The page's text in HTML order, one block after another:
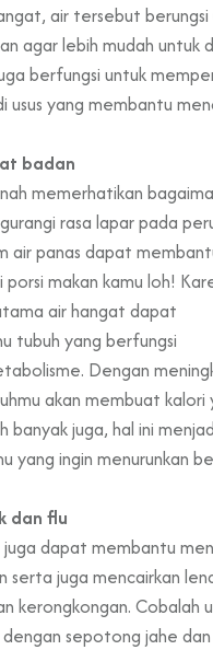
air tersebut
agar lebih mudah untuk
berfungsi untuk
usus yang membantu
badan
memerhatikan
rasa lapar pada
air panas dapat
makan kamu loh!
air hangat dapat
tubuh yang berfungsi
Dengan
akan membuat kalori
banyak juga, hal ini
yang ingin menurunkan
dan flu
dapat membantu
serta juga mencairkan
kerongkongan. Cobalah
sepotong jahe